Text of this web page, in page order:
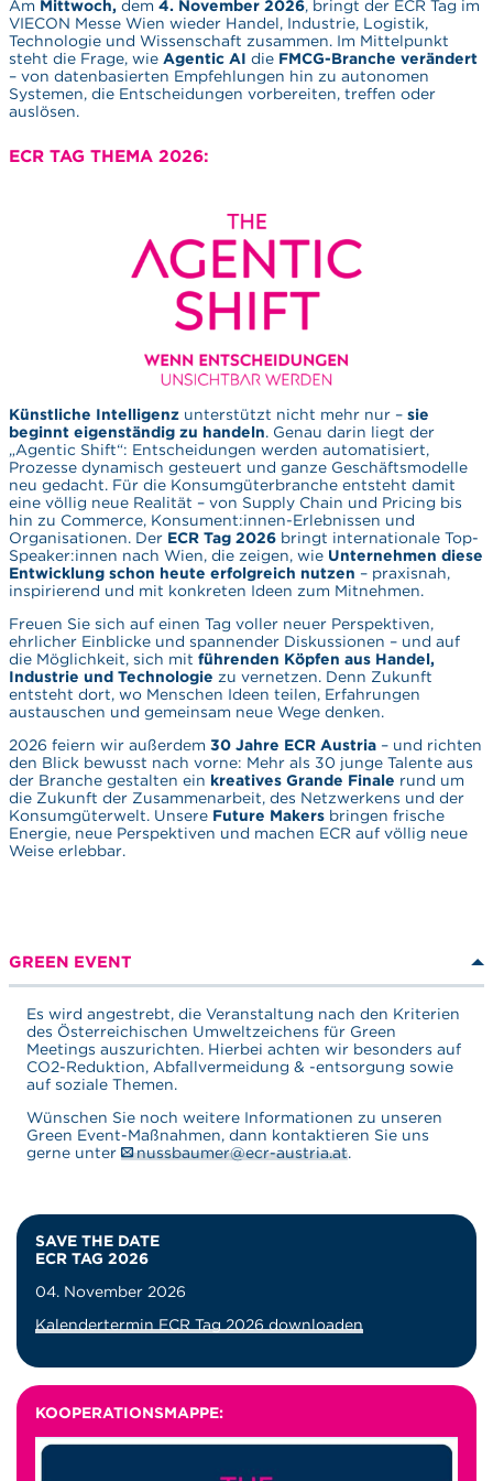
Am Mittwoch, dem 4. November 2026, bringt der ECR Tag im
VIECON Messe Wien wieder Handel, Industrie, Logistik,
Technologie und Wissenschaft zusammen. Im Mittelpunkt
steht die Frage, wie Agentic AI dieFMCG-Branche verändert
– von datenbasierten Empfehlungen hin zu autonomen
Systemen, die Entscheidungen vorbereiten, treffen oder
auslösen.
ECR TAG THEMA 2026:
Künstliche Intelligenzunterstützt nicht mehr nur – sie
beginnt eigenständig zu handeln. Genau darin liegt der
„Agentic Shift“: Entscheidungen werden automatisiert,
Prozesse dynamisch gesteuert und ganze Geschäftsmodelle
neu gedacht. Für die Konsumgüterbranche entsteht damit
eine völlig neue Realität – von Supply Chain und Pricing bis
hin zu Commerce, Konsument:innen-Erlebnissen und
Organisationen. Der ECR Tag 2026bringt internationale Top-
Speaker:innen nach Wien, die zeigen, wie Unternehmen diese
Entwicklung schon heute erfolgreich nutzen – praxisnah,
inspirierend und mit konkreten Ideen zum Mitnehmen.
Freuen Sie sich auf einen Tag voller neuer Perspektiven,
ehrlicher Einblicke und spannender Diskussionen – und auf
die Möglichkeit, sich mit führenden Köpfen aus Handel,
Industrie und Technologie zu vernetzen. Denn Zukunft
entsteht dort, wo Menschen Ideen teilen, Erfahrungen
austauschen und gemeinsam neue Wege denken.
2026 feiern wir außerdem 30 Jahre ECR Austria– und richten
den Blick bewusst nach vorne: Mehr als 30 junge Talente aus
der Branche gestalten ein kreatives Grande Finale rund um
die Zukunft der Zusammenarbeit, des Netzwerkens und der
Konsumgüterwelt. Unsere Future Makersbringen frische
Energie, neue Perspektiven und machen ECR auf völlig neue
Weise erlebbar.
GREEN EVENT
Es wird angestrebt, die Veranstaltung nach den Kriterien
des Österreichischen Umweltzeichens für Green
Meetings auszurichten. Hierbei achten wir besonders auf
CO2-Reduktion, Abfallvermeidung & -entsorgung sowie
auf soziale Themen.
Wünschen Sie noch weitere Informationen zu unseren
Green Event-Maßnahmen, dann kontaktieren Sie uns
gerne unter
nussbaumer@ecr-austria.at.
SAVE THE DATE
ECR TAG 2026
04. November 2026
Kalendertermin ECR Tag 2026 downloaden
KOOPERATIONSMAPPE: